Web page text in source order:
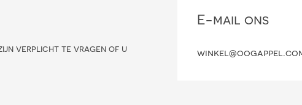
zijn verplicht te vragen of u
E-mail ons